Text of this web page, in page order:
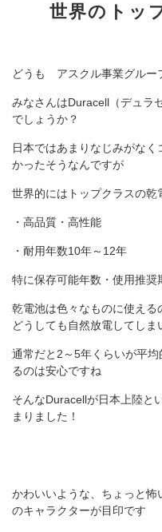
世界のトッ
どうも アスクル事業グルー
みなさんはDuracell（デュラ
でしょうか？
日本ではあまりなじみがな
かったそうなんですが
世界的にはトップクラスの乾
・高品質・高性能
・耐用年数10年～12年
特に保存可能年数・使用推
乾電池は色々なものに使える
どうしても自然放電してしま
通常だと2～5年くらいが平
るのは安心ですね
そんなDuracellが日本上陸と
まりました！
かわいいような、ちょっと
のキャラクターが目印です